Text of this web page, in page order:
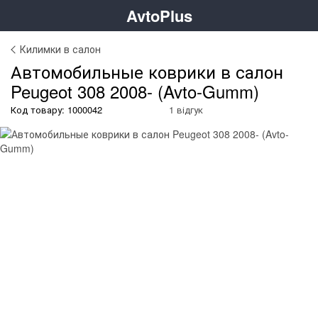
AvtoPlus
Килимки в салон
Автомобильные коврики в салон
Peugeot 308 2008- (Avto-Gumm)
Код товару: 1000042 1 відгук